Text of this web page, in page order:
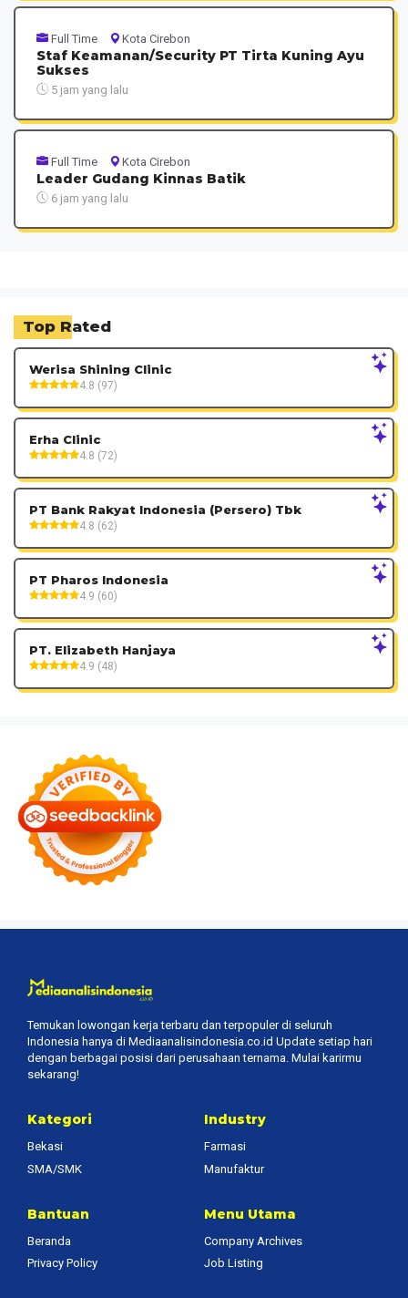
Full Time Kota Cirebon
Staf Keamanan/Security PT Tirta Kuning Ayu
Sukses
5 jam yang lalu
Full Time Kota Cirebon
Leader Gudang Kinnas Batik
6 jam yang lalu
Top Rated
Werisa Shining Clinic
4.8 (97)
Erha Clinic
4.8 (72)
PT Bank Rakyat Indonesia (Persero) Tbk
4.8 (62)
PT Pharos Indonesia
4.9 (60)
PT. Elizabeth Hanjaya
4.9 (48)
Temukan lowongan kerja terbaru dan terpopuler di seluruh
Indonesia hanya di Mediaanalisindonesia.co.id Update setiap hari
dengan berbagai posisi dari perusahaan ternama. Mulai karirmu
sekarang!
Kategori
Bekasi
SMA/SMK
Industry
Farmasi
Manufaktur
Bantuan
Beranda
Privacy Policy
Menu Utama
Company Archives
Job Listing